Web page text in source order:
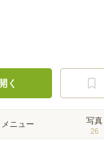
く
メニュー 写真
26